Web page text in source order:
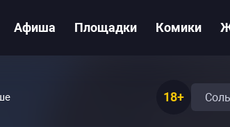
Афиша Площадки Комики
18+